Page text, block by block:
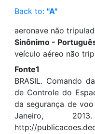
Back to: "A"
aeronave não
Sinônimo -
veículo aéreo não
Fonte1
BRASIL. Comando
de Controle do
da segurança de
Janeiro,
http://